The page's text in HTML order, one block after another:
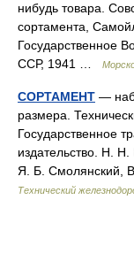
нибудь товара.
сортамента,
Государственное
ССР, 1941 …
СОРТАМЕНТ —
размера.
Государственное
издательство. Н.
Я. Б. Смолянский,
Технический